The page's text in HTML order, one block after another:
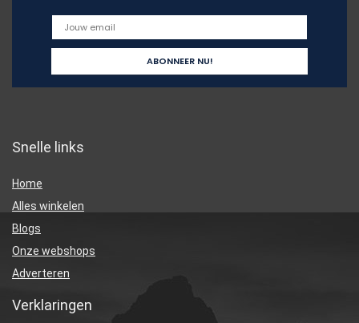
Snelle links
Home
Alles winkelen
Blogs
Onze webshops
Adverteren
Verklaringen